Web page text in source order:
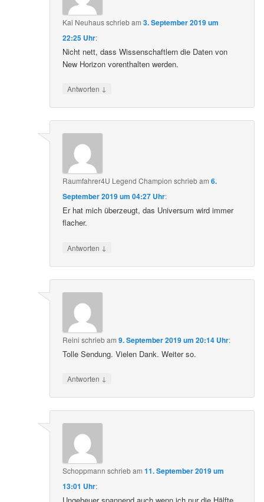
Kai Neuhausschriebam3. September 2019 um
22:25 Uhr:
Nicht nett, dass Wissenschaftlern die Daten von
New Horizon vorenthalten werden.
Antworten ↓
Raumfahrer4U Legend Champion schriebam6.
September 2019 um 04:27 Uhr:
Er hat mich überzeugt, das Universum wird immer
flacher.
Antworten ↓
Reini schriebam9. September 2019 um 20:14 Uhr:
Tolle Sendung. Vielen Dank. Weiter so.
Antworten ↓
Schoppmann schriebam11. September 2019 um
13:01 Uhr: